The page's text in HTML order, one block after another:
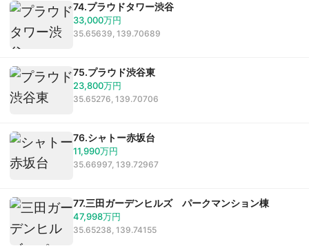
74.プラウドタワー渋谷
33,000万円
35.65639, 139.70689
75.プラウド渋谷東
23,800万円
35.65276, 139.70706
76.シャトー赤坂台
11,990万円
35.66997, 139.72967
77.三田ガーデンヒルズ パークマンション棟
47,998万円
35.65238, 139.74155